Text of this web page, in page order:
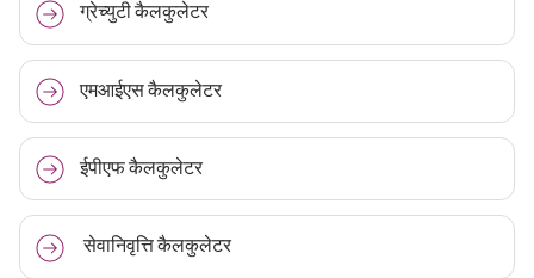
ग्रेच्युटी कैलकुलेटर
एमआईएस कैलकुलेटर
ईपीएफ कैलकुलेटर
सेवानिवृत्ति कैलकुलेटर